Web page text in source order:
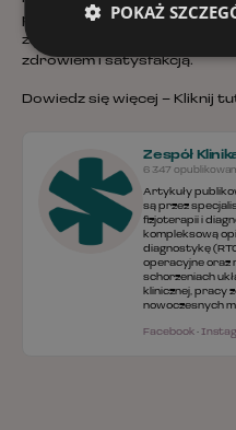
pacjentom bezpiecznie
zakończyć swoją ścieżkę
zdrowiem i satysfakcją.
Dowiedz się więcej – Kliknij
Zespół
6 347
Artykuły
są przez
fizjoterapii i
kompleksową
diagnostykę
operacyjne oraz
schorzeniach
klinicznej, pracy
nowoczesnych
Facebook ·
POKAŻ